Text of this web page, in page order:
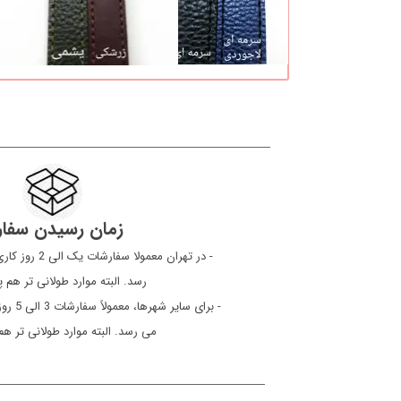
زمان رسیدن
- در تهران
رسد. البته موارد طولانی تر
-
می رسد. البته موارد طولانی